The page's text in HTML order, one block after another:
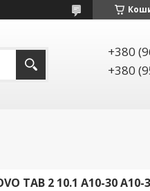
+380
+380
TAB 2 10.1 A10-30 A10-